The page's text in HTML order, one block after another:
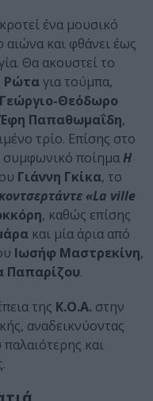
ένα μουσικό
και φθάνει έως
Θα ακουστεί το
Ρώταγια τούμπα,
Γεώργιο-Θεόδωρο
Έφη Παπαθωμαΐδη,
τρίο. Επίσης στο
συμφωνικό ποίημαΗ
Γιάννη Γκίκα, το
«La ville
, καθώς επίσης
και μία άρια από
Ιωσήφ Μαστρεκίνη,
Παπαρίζου.
της Κ.Ο.Α. στην
αναδεικνύοντας
και